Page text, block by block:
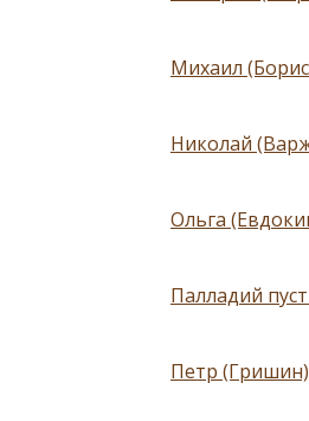
Михаил
Николай
Ольга
Палладий
Петр